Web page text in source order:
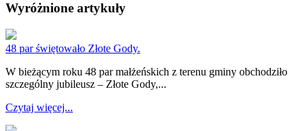
Wyróżnione artykuły
48 par świętowało Złote Gody.
W bieżącym roku 48 par małżeńskich z terenu gminy obchodziło
szczególny jubileusz – Złote Gody,...
Czytaj więcej...